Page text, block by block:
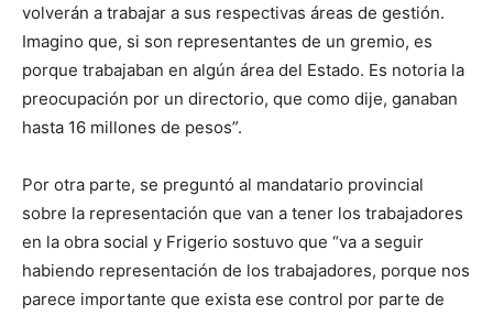
volverán a trabajar a sus respectivas áreas de gestión.
Imagino que, si son representantes de un gremio, es
porque trabajaban en algún área del Estado. Es notoria la
preocupación por un directorio, que como dije, ganaban
hasta 16 millones de pesos”.
Por otra parte, se preguntó al mandatario provincial
sobre la representación que van a tener los trabajadores
en la obra social y Frigerio sostuvo que “va a seguir
habiendo representación de los trabajadores, porque nos
parece importante que exista ese control por parte de